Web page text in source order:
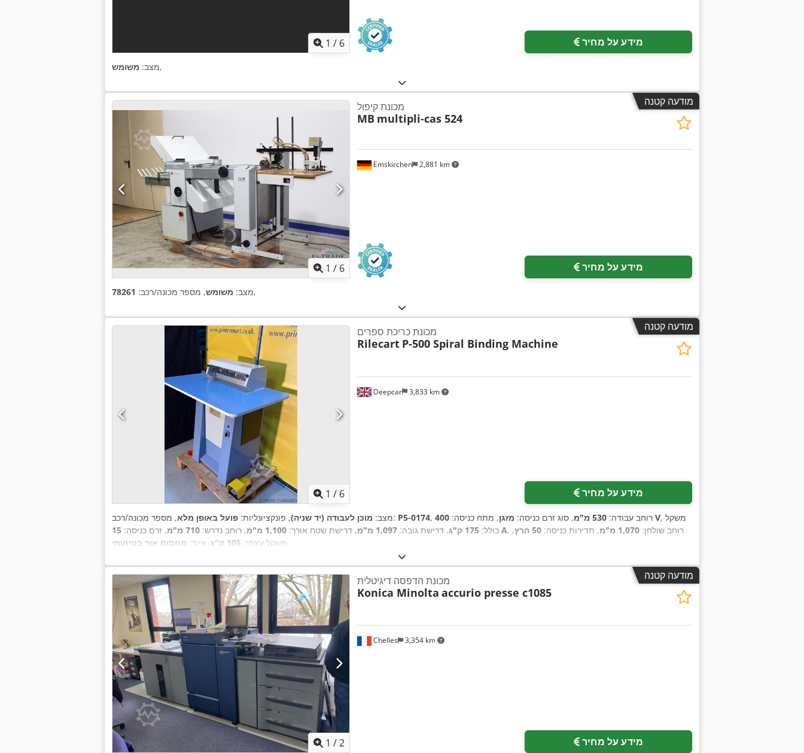
1 / 6 מידע על מחיר
מצב: משומש ,
מודעה קטנה
1 / 6
Emskirchen 2,881 km
מכונת קיפול
MB multipli-cas 524
מידע על מחיר
מצב: משומש, מספר מכונה/רכב: 78261 ,
מודעה קטנה
1 / 6
Deepcar 3,833 km
מכונת כריכת ספרים
Rilecart P-500 Spiral Binding Machine
מידע על מחיר
מצב: מוכן לעבודה (יד שניה), פונקציונליות: פועל באופן מלא , מספר מכונה/רכב: P5-0174 , רוחב עבודה: 530 מ"מ , סוג זרם כניסה: מזגן, מתח כניסה: 400 V, משקל
כולל: 175 ק"ג , דרישת גובה: 1,097 מ"מ , דרישת שטח אורך: 1,100 מ"מ , רוחב נדרש: 710 מ"מ , זרם כניסה: 15 A , רוחב שולחן: 1,070 מ"מ , תדירות כניסה: 50 הרץ
,
משקל עצמי: 105 ק"ג , ציוד: מחסום אור בטיחותי ,
מודעה קטנה
1 /2
Chelles 3,354 km
מכונת הדפסה דיגיטלית
Konica Minolta accurio presse c1085
מידע על מחיר